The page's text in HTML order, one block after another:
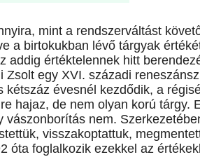
mint a rendszerváltást
a birtokukban lévő tárgyak
addig értéktelennek hitt
Zsolt egy XVI. századi reneszánsz
évesnél kezdődik, a
hajaz, de nem olyan korú tárgy.
nem.
visszakoptattuk,
óta foglalkozik ezekkel az